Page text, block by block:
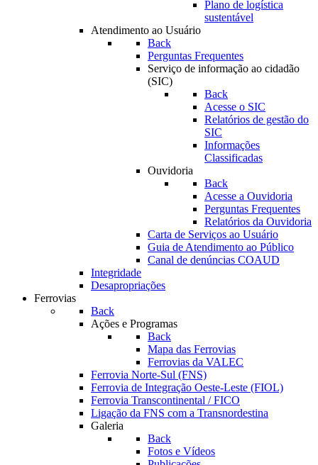
Plano de logística
sustentável
Atendimento ao Usuário
Back
Perguntas Frequentes
Serviço de informação ao cidadão
(SIC)
Back
Acesse o SIC
Relatórios de gestão do
SIC
Informações
Classificadas
Ouvidoria
Back
Acesse a Ouvidoria
Perguntas Frequentes
Relatórios da Ouvidoria
Carta de Serviços ao Usuário
Guia de Atendimento ao Público
Canal de denúncias COAUD
Integridade
Desapropriações
Ferrovias
Back
Ações e Programas
Back
Mapa das Ferrovias
Ferrovias da VALEC
Ferrovia Norte-Sul (FNS)
Ferrovia de Integração Oeste-Leste (FIOL)
Ferrovia Transcontinental / FICO
Ligação da FNS com a Transnordestina
Galeria
Back
Fotos e Vídeos